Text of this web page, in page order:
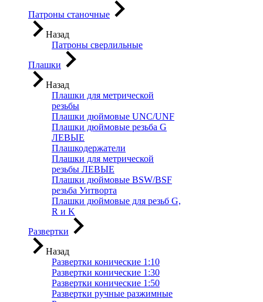
Патроны станочные
Назад
Патроны сверлильные
Плашки
Назад
Плашки для метрической
резьбы
Плашки дюймовые UNC/UNF
Плашки дюймовые резьба G
ЛЕВЫЕ
Плашкодержатели
Плашки для метрической
резьбы ЛЕВЫЕ
Плашки дюймовые BSW/BSF
резьба Уитворта
Плашки дюймовые для резьб G,
R и K
Развертки
Назад
Развертки конические 1:10
Развертки конические 1:30
Развертки конические 1:50
Развертки ручные разжимные